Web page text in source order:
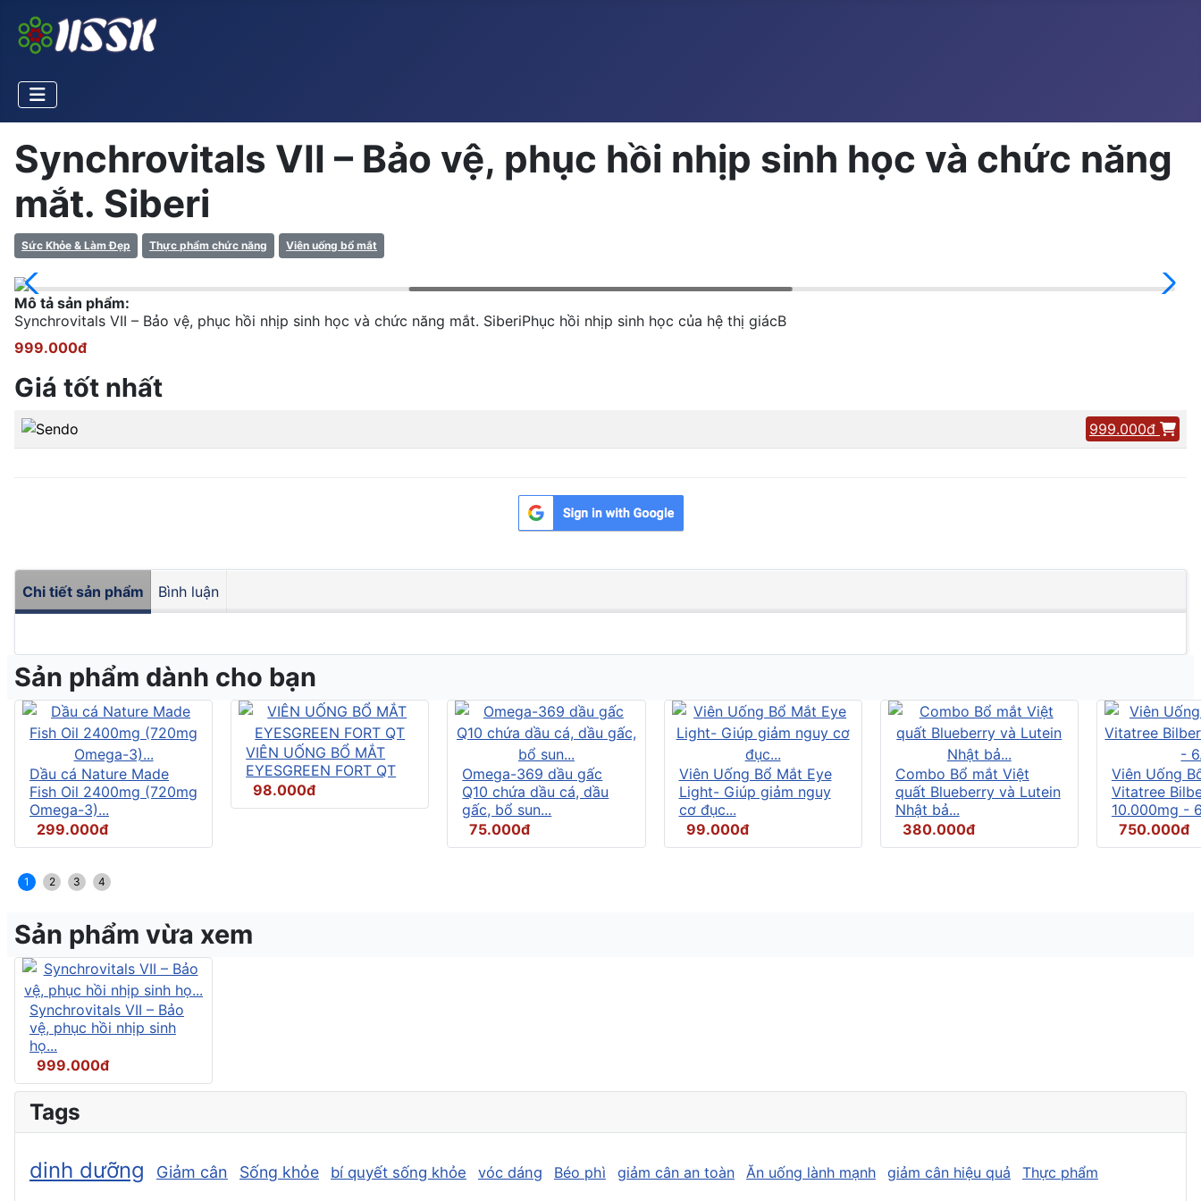
Synchrovitals VII – Bảo vệ, phục hồi nhịp sinh học và chức năng
mắt. Siberi
Sức Khỏe & Làm Đẹp Thực phẩm chức năng Viên uống bổ mắt
Mô tả sản phẩm:
Synchrovitals VII – Bảo vệ, phục hồi nhịp sinh học và chức năng mắt. SiberiPhục hồi nhịp sinh học của hệ thị giácB
999.000đ
Giá tốt nhất
999.000đ
Chi tiết sản phẩm Bình luận
Sản phẩm dành cho bạn
Dầu cá Nature Made
Fish Oil 2400mg (720mg
Omega-3)...
299.000đ
VIÊN UỐNG BỔ MẮT
EYESGREEN FORT QT
98.000đ
Omega-369 dầu gấc
Q10 chứa dầu cá, dầu
gấc, bổ sun...
75.000đ
Viên Uống Bổ Mắt Eye
Light- Giúp giảm nguy
cơ đục...
99.000đ
Combo Bổ mắt Việt
quất Blueberry và Lutein
Nhật bả...
380.000đ
Viên Uống
Vitatree
10.000mg -
750.000đ
1 2 3 4
Sản phẩm vừa xem
Synchrovitals VII – Bảo
vệ, phục hồi nhịp sinh
họ...
999.000đ
Tags
dinh dưỡng Giảm cân Sống khỏe bí quyết sống khỏe vóc dáng Béo phì giảm cân an toàn Ăn uống lành mạnh giảm cân hiệu quả Thực phẩm